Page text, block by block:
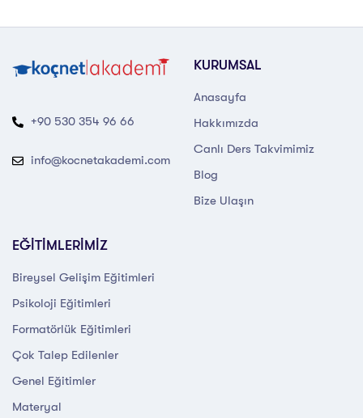
+90 530 354 96 66
info@kocnetakademi.com
KURUMSAL
Anasayfa
Hakkımızda
Canlı Ders Takvimimiz
Blog
Bize Ulaşın
EĞİTİMLERİMİZ
Bireysel Gelişim Eğitimleri
Psikoloji Eğitimleri
Formatörlük Eğitimleri
Çok Talep Edilenler
Genel Eğitimler
Materyal